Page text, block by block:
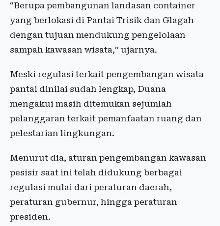
“Berupa pembangunan landasan container
yang berlokasi di Pantai Trisik dan Glagah
dengan tujuan mendukung pengelolaan
sampah kawasan wisata,” ujarnya.
Meski regulasi terkait pengembangan wisata
pantai dinilai sudah lengkap, Duana
mengakui masih ditemukan sejumlah
pelanggaran terkait pemanfaatan ruang dan
pelestarian lingkungan.
Menurut dia, aturan pengembangan kawasan
pesisir saat ini telah didukung berbagai
regulasi mulai dari peraturan daerah,
peraturan gubernur, hingga peraturan
presiden.